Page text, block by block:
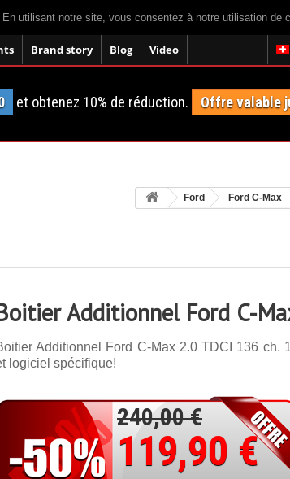
utilisant notre site, vous consentez à notre utilisation de
Brand story Blog Video
et obtenez 10% de réduction. Offre valable
Ford Ford C-Max
Additionnel Ford C-
Additionnel Ford C-Max 2.0 TDCI 136 ch.
logiciel spécifique!
240,00 €
119,90 €